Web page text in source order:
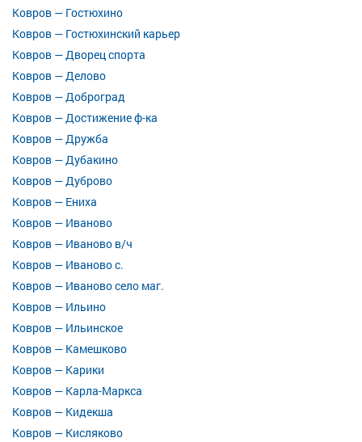
Ковров — Гостюхино
Ковров — Гостюхинский карьер
Ковров — Дворец спорта
Ковров — Делово
Ковров — Доброград
Ковров — Достижение ф-ка
Ковров — Дружба
Ковров — Дубакино
Ковров — Дуброво
Ковров — Ениха
Ковров — Иваново
Ковров — Иваново в/ч
Ковров — Иваново с.
Ковров — Иваново село маг.
Ковров — Ильино
Ковров — Ильинское
Ковров — Камешково
Ковров — Карики
Ковров — Карла-Маркса
Ковров — Кидекша
Ковров — Кисляково